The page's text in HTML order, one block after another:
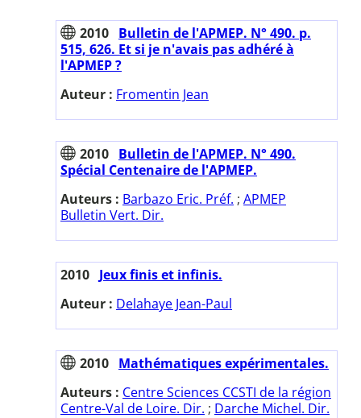
2010 Bulletin de l'APMEP. N° 490. p.
515, 626. Et si je n'avais pas adhéré à
l'APMEP ?
Auteur : Fromentin Jean
2010 Bulletin de l'APMEP. N° 490.
Spécial Centenaire de l'APMEP.
Auteurs : Barbazo Eric. Préf. ; APMEP
Bulletin Vert. Dir.
2010 Jeux finis et infinis.
Auteur : Delahaye Jean-Paul
2010 Mathématiques expérimentales.
Auteurs : Centre Sciences CCSTI de la région
Centre-Val de Loire. Dir. ; Darche Michel. Dir.